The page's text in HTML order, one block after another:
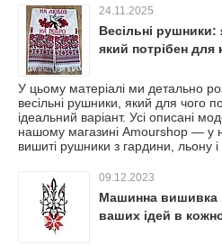
24.11.2025
Весільні рушники:
який потрібен для
У цьому матеріалі ми детально
весільні рушники, який для чого
ідеальний варіант. Усі описані
нашому магазині Amourshop — у
вишиті рушники з гардини, льону і
09.12.2023
Машинна вишивка
ваших ідей в